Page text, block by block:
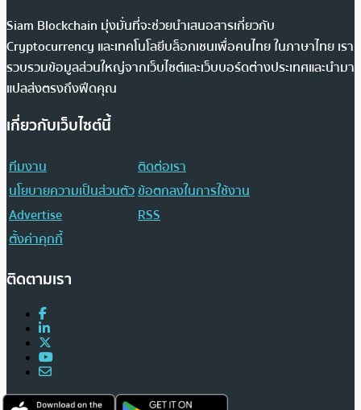
Siam Blockchain มุ่งมั่นที่จะช่วยนำเสนอสารเกี่ยวกับ
Cryptocurrency และเทคโนโลยีบล็อกเชนเพื่อคนไทย ในภาษาไทย เรา
รวบรวมข้อมูลส่วนใหญ่จากเว็บไซต์และเว็บบอร์ดต่างประเทศและนำมา
แปลส่งตรงถึงฟีดคุณ
เกี่ยวกับเว็บไซต์นี้
ทีมงาน
ติดต่อเรา
นโยบายความเป็นส่วนตัวข้อตกลงในการใช้งาน
Advertise
RSS
ตั้งค่าคุกกี้
ติดตามเรา